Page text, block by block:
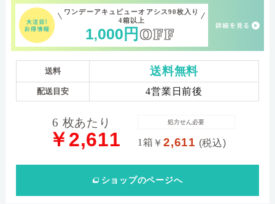
ワンデーアキュビューオアシス90枚入り
4箱以上
1,000 円 OFF
送料 送料無料
配送目安 4営業日前後
6 枚あたり
￥2,611 1箱 ￥2,611 (税込)
処方せん必要
ショップのページへ